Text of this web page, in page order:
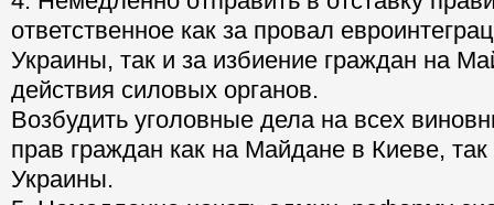
ответственное как за провал
Украины, так и за избиение граждан на
действия силовых органов.
Возбудить уголовные дела на всех
прав граждан как на Майдане в Киеве, так
Украины.